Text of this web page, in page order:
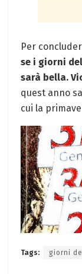
Per
se i giorni
sarà bella.
quest anno
cui la
Tags: giorni